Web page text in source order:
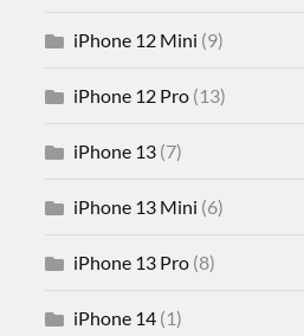
iPhone 12 Mini (9)
iPhone 12 Pro (13)
iPhone 13 (7)
iPhone 13 Mini (6)
iPhone 13 Pro (8)
iPhone 14 (1)